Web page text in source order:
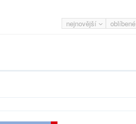
nejnovější oblíbené